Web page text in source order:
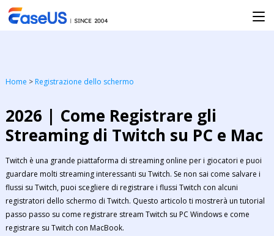
Home > Registrazione dello schermo
2026 | Come Registrare gli
Streaming di Twitch su PC e Mac
Twitch è una grande piattaforma di streaming online per i giocatori e puoi
guardare molti streaming interessanti su Twitch. Se non sai come salvare i
flussi su Twitch, puoi scegliere di registrare i flussi Twitch con alcuni
registratori dello schermo di Twitch. Questo articolo ti mostrerà un tutorial
passo passo su come registrare stream Twitch su PC Windows e come
registrare su Twitch con MacBook.